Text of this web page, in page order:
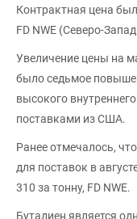
Контрактная цена
FD NWE (Северо-
Увеличение цены на
было седьмое
высокого
поставками из США.
Ранее отмечалось,
для поставок в
310 за тонну, FD NWE.
Бутадиен является